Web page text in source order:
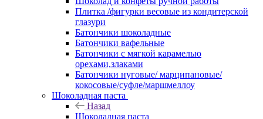
Плитка /фигурки весовые из кондитерской
глазури
Батончики шоколадные
Батончики вафельные
Батончики с мягкой карамелью
орехами,злаками
Батончики нуговые/ марципановые/
кокосовые/суфле/маршмеллоу
Шоколадная паста
Назад
Шоколадная паста